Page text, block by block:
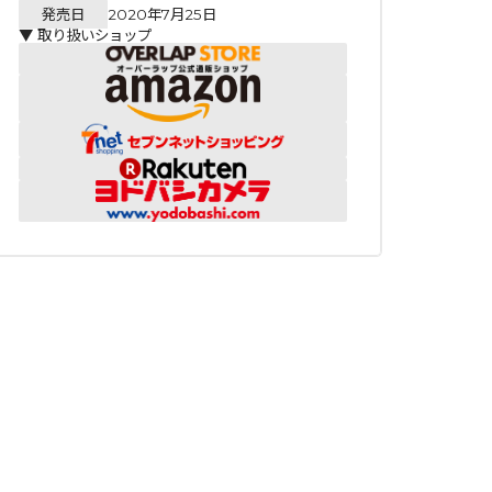
発売日
2020年7月25日
▼ 取り扱いショップ